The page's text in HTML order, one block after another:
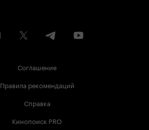
Соглашение
Правила рекомендаций
Справка
Кинопоиск PRO